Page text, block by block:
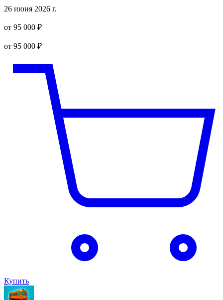
26 июня 2026 г.
от 95 000 ₽
от 95 000 ₽
Купить